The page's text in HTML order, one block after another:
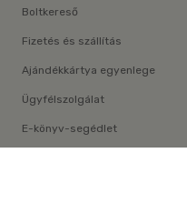
Boltkereső
Fizetés és szállítás
Ajándékkártya egyenlege
Ügyfélszolgálat
E-könyv-segédlet